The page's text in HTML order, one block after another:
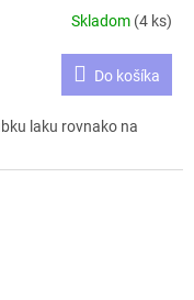
Skladom (4 ks)
Do košíka
laku rovnako na